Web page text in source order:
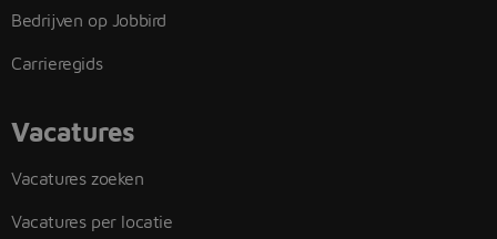
Bedrijven op Jobbird
Carrieregids
Vacatures
Vacatures zoeken
Vacatures per locatie